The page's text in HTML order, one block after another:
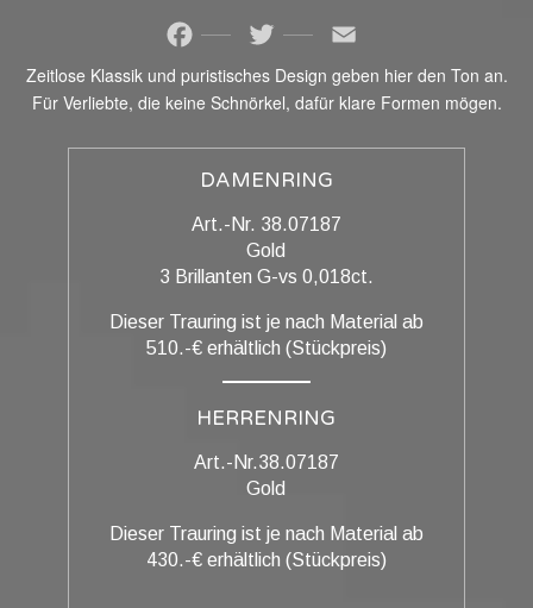
Facebook Twitter
Zeitlose Klassik und puristisches Design geben hier den Ton an.
Für Verliebte, die keine Schnörkel, dafür klare Formen mögen.
DAMENRING
Art.-Nr. 38.07187
Gold
3 Brillanten G-vs 0,018ct.
Dieser Trauring ist je nach Material ab
510.-€ erhältlich (Stückpreis)
HERRENRING
Art.-Nr.38.07187
Gold
Dieser Trauring ist je nach Material ab
430.-€ erhältlich (Stückpreis)